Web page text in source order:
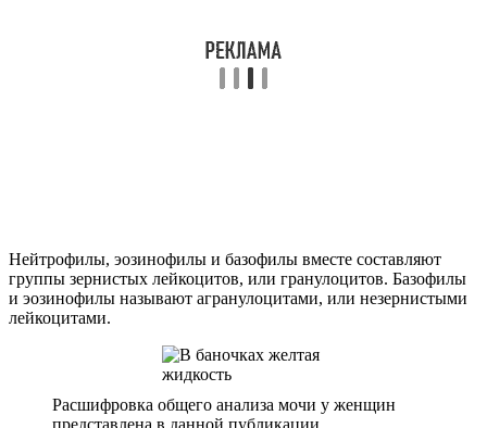
Нейтрофилы, эозинофилы и базофилы вместе составляют
группы зернистых лейкоцитов, или гранулоцитов. Базофилы
и эозинофилы называют агранулоцитами, или незернистыми
лейкоцитами.
Расшифровка общего анализа мочи у женщин
представлена в данной публикации.